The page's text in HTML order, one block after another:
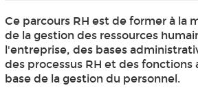
Ce parcours RH est de former à la
de la gestion des ressources
l'entreprise, des bases
des processus RH et des fonctions
base de la gestion du personnel.